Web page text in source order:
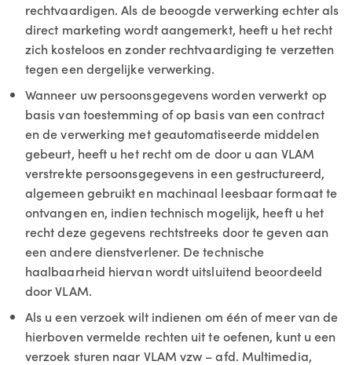
rechtvaardigen. Als de beoogde verwerking echter als
direct marketing wordt aangemerkt, heeft u het recht
zich kosteloos en zonder rechtvaardiging te verzetten
tegen een dergelijke verwerking.
Wanneer uw persoonsgegevens worden verwerkt op
basis van toestemming of op basis van een contract
en de verwerking met geautomatiseerde middelen
gebeurt, heeft u het recht om de door u aan VLAM
verstrekte persoonsgegevens in een gestructureerd,
algemeen gebruikt en machinaal leesbaar formaat te
ontvangen en, indien technisch mogelijk, heeft u het
recht deze gegevens rechtstreeks door te geven aan
een andere dienstverlener. De technische
haalbaarheid hiervan wordt uitsluitend beoordeeld
door VLAM.
Als u een verzoek wilt indienen om één of meer van de
hierboven vermelde rechten uit te oefenen, kunt u een
verzoek sturen naar VLAM vzw – afd. Multimedia,